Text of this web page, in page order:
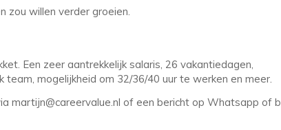
zou willen verder groeien.
Een zeer aantrekkelijk salaris, 26 vakantiedagen,
mogelijkheid om 32/36/40 uur te werken en meer.
martijn@careervalue.nl of een bericht op Whatsapp of